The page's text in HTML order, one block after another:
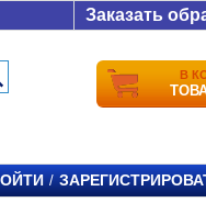
Заказать
В
/